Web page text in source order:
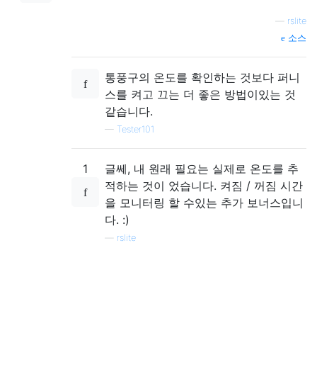
rslite
소스
통풍구의 온도를 확인하는 것보다 퍼니
스를 켜고 끄는 더 좋은 방법이있는 것
같습니다.
— Tester101
1
글쎄, 내 원래 필요는 실제로 온도를 추
적하는 것이 었습니다. 켜짐 / 꺼짐 시간
을 모니터링 할 수있는 추가 보너스입니
다. :)
rslite